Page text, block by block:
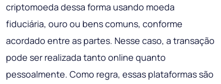
criptomoeda dessa forma usando moeda
fiduciária, ouro ou bens comuns, conforme
acordado entre as partes. Nesse caso, a transação
pode ser realizada tanto online quanto
pessoalmente. Como regra, essas plataformas são